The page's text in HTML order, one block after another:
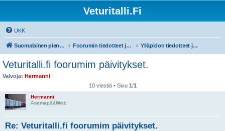
Veturitalli.Fi
UKK
Suomalainen pienoisrautatiefoorumi Foorumin tiedotteet ja ohjeet Ylläpidon tiedotteet ja foorumin ohjeet!
Veturitalli.fi foorumim päivitykset.
Valvoja: Hermanni
10 viestiä • Sivu 1/1
Hermanni
Asemapäällikkö
Re: Veturitalli.fi foorumim päivitykset.